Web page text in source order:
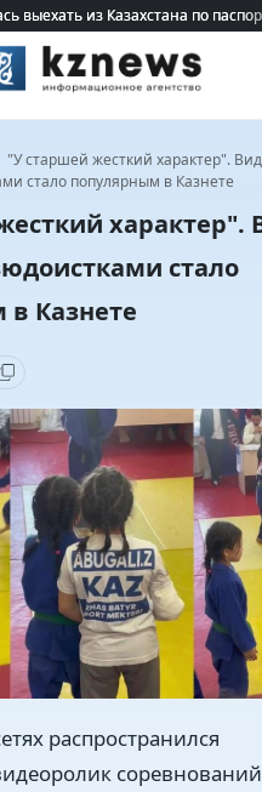
выехать из Казахстана по
выехать из Казахстана по
"У старшей жесткий характер".
стало популярным в Казнете
характер".
стало
Казнете
распространился